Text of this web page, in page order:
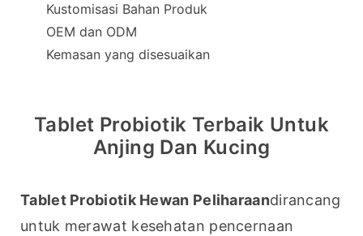
Kustomisasi Bahan Produk
OEM dan ODM
Kemasan yang disesuaikan
Tablet Probiotik Terbaik Untuk
Anjing Dan Kucing
Tablet Probiotik Hewan Peliharaandirancang
untuk merawat kesehatan pencernaan